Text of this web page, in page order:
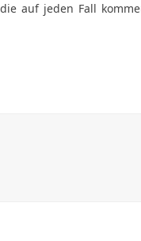
auf jeden Fall